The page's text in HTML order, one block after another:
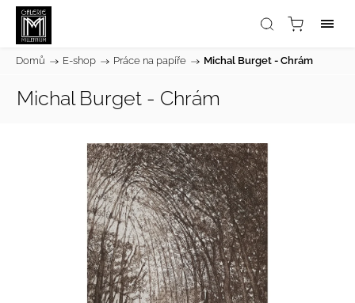
Domů / E-shop / Práce na papíře / Michal Burget - Chrám
Michal Burget - Chrám